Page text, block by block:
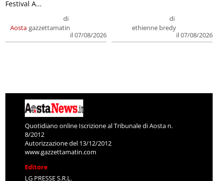
Aosta
di
gazzettamatin
il 07/08/2026
Festival A...
di
ethienne bredy
il 07/08/2026
Quotidiano online Iscrizione al Tribunale di Aosta n.
8/2012
Autorizzazione del 13/12/2012
www.gazzettamatin.com
Editore
LG PRESSE S.R.L.